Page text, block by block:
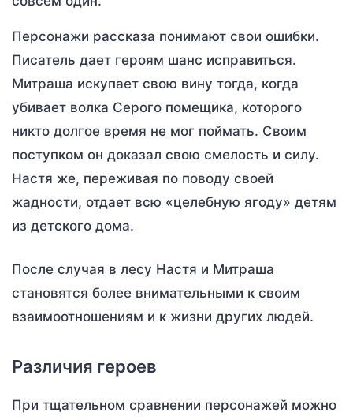
Персонажи рассказа понимают свои ошибки.
Писатель дает героям шанс исправиться.
Митраша искупает свою вину тогда, когда
убивает волка Серого помещика, которого
никто долгое время не мог поймать. Своим
поступком он доказал свою смелость и силу.
Настя же, переживая по поводу своей
жадности, отдает всю «целебную ягоду» детям
из детского дома.
После случая в лесу Настя и Митраша
становятся более внимательными к своим
взаимоотношениям и к жизни других людей.
Различия героев
При тщательном сравнении персонажей можно